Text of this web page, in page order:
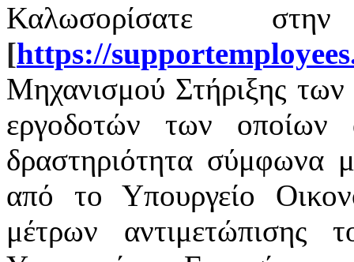
Καλωσορίσατε
[https://supportemployees
Μηχανισμού Στήριξης
εργοδοτών των οποίων
δραστηριότητα σύμφωνα
από το Υπουργείο
μέτρων αντιμετώπισης